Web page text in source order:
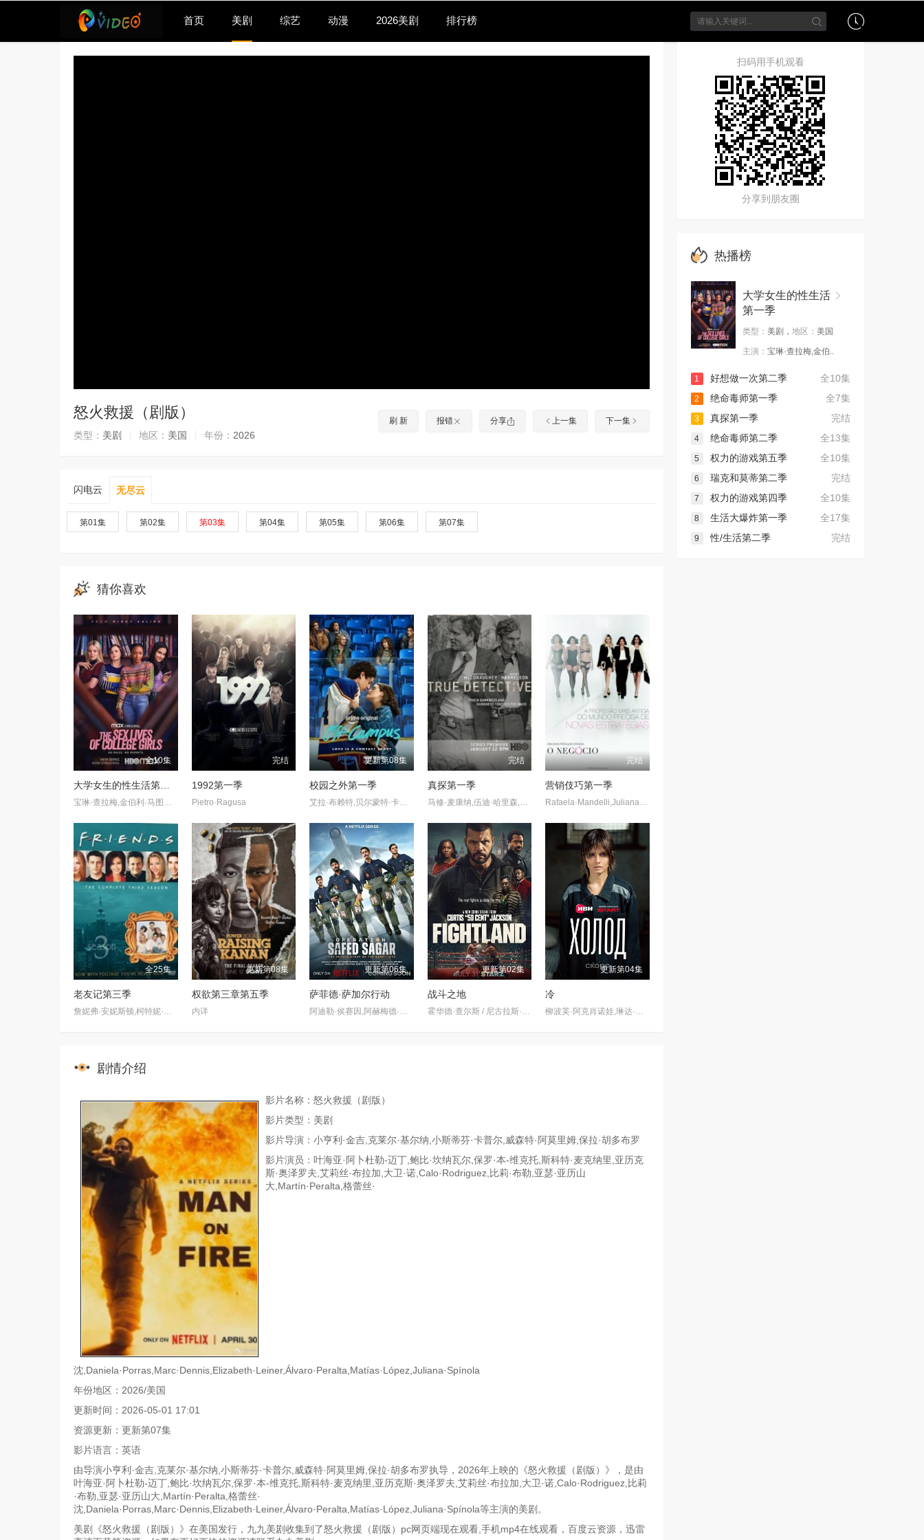
首页 美剧 综艺 动漫 2026美剧 排行榜
刷 新 报错 分享 上一集 下一集
怒火救援（剧版）
类型： 美剧 地区： 美国 年份： 2026
闪电云 无尽云
第01集 第02集 第03集 第04集 第05集 第06集 第07集
猜你喜欢
全10集
大学女生的性生活第一季
宝琳·查拉梅,金伯利·马图拉,米多莉·弗朗西斯,劳伦·斯宾瑟,史蒂芬·瓜里诺,卡维·拉德尼尔,马特·马洛伊,嘉文·莱特伍德,肯尼迪·利·斯洛克姆,马修·戈尔德,莱西·哈特塞尔,罗布·许贝尔,莱克斯·金,佩吉·陆,雪莉·谢波德,妮可·沙利文,吉利安·阿美娜特
完结
1992第一季
Pietro·Ragusa
更新第08集
校园之外第一季
艾拉·布赖特,贝尔蒙特·卡梅利,史蒂夫·豪威,杰伦·托马斯·
完结
真探第一季
马修·麦康纳,伍迪·哈里森,布鲁斯·埃利奥特,米歇尔·莫纳汉,托利·基特尔斯,迈克尔·波茨,埃里克·普莱斯,麦迪逊·沃尔夫,J·D·埃弗摩尔,丹娜·格瑞尔,乔·克里斯特,亚历珊德拉·达达里奥
完结
营销伎巧第一季
Rafaela·Mandelli,Juliana·Schalch,Michelle·Batista,João·Gabriel·Vasconcellos,Gabriel·Godoy,Guilherme·Weber
全25集
老友记第三季
更新第08集
权欲第三章第五季
内详
更新第06集
萨菲德·萨加尔行动
更新第02集
战斗之地
更新第04集
冷
剧情介绍
影片名称：怒火救援（剧版）
影片类型：美剧
影片导演：小亨利·金吉,克莱尔·基尔纳,小斯蒂芬·卡普尔,威森特·阿莫里姆,保拉·胡多布罗
影片演员：叶海亚·阿卜杜勒-迈丁,鲍比·坎纳瓦尔,保罗·本-维克托,斯科特·麦克纳里,亚历克
斯·奥泽罗夫,艾莉丝·布拉加,大卫·诺,Calo·Rodriguez,比莉·布勒,亚瑟·亚历山
大,Martín·Peralta,格蕾丝·
沈,Daniela·Porras,Marc·Dennis,Elizabeth·Leiner,Álvaro·Peralta,Matías·López,Juliana·Spínola
年份地区：2026/美国
更新时间：2026-05-01 17:01
资源更新：更新第07集
影片语言：英语
由导演小亨利·金吉,克莱尔·基尔纳,小斯蒂芬·卡普尔,威森特·阿莫里姆,保拉·胡多布罗执导，2026年上映的《怒火救援（剧版）》，是由
叶海亚·阿卜杜勒-迈丁,鲍比·坎纳瓦尔,保罗·本-维克托,斯科特·麦克纳里,亚历克斯·奥泽罗夫,艾莉丝·布拉加,大卫·诺,Calo·Rodriguez,比莉
·布勒,亚瑟·亚历山大,Martín·Peralta,格蕾丝·
沈,Daniela·Porras,Marc·Dennis,Elizabeth·Leiner,Álvaro·Peralta,Matías·López,Juliana·Spínola等主演的美剧。
美剧《怒火救援（剧版）》在美国发行，九九美剧收集到了怒火救援（剧版）pc网页端现在观看,手机mp4在线观看，百度云资源，迅雷
扫码用手机观看
分享到朋友圈
热播榜
大学女生的性生活
第一季
类型： 美剧， 地区： 美国
主演： 宝琳·查拉梅,金伯..
全10集
1
好想做一次第二季
全7集
2
绝命毒师第一季
完结
3
真探第一季
全13集
4
绝命毒师第二季
全10集
5
权力的游戏第五季
完结
6
瑞克和莫蒂第二季
全10集
7
权力的游戏第四季
全17集
8
生活大爆炸第一季
完结
9 性/生活第二季